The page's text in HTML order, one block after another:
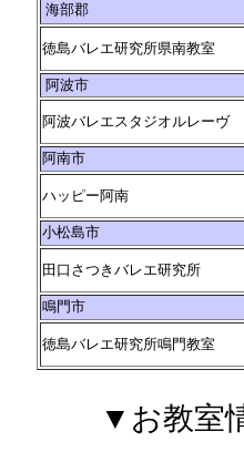
海部郡
徳島バレエ研究所県南教室
阿波市
阿波バレエスタジオルレーヴ
阿南市
ハッピー阿南
小松島市
田口さつきバレエ研究所
鳴門市
徳島バレエ研究所鳴門教室
▼お教室